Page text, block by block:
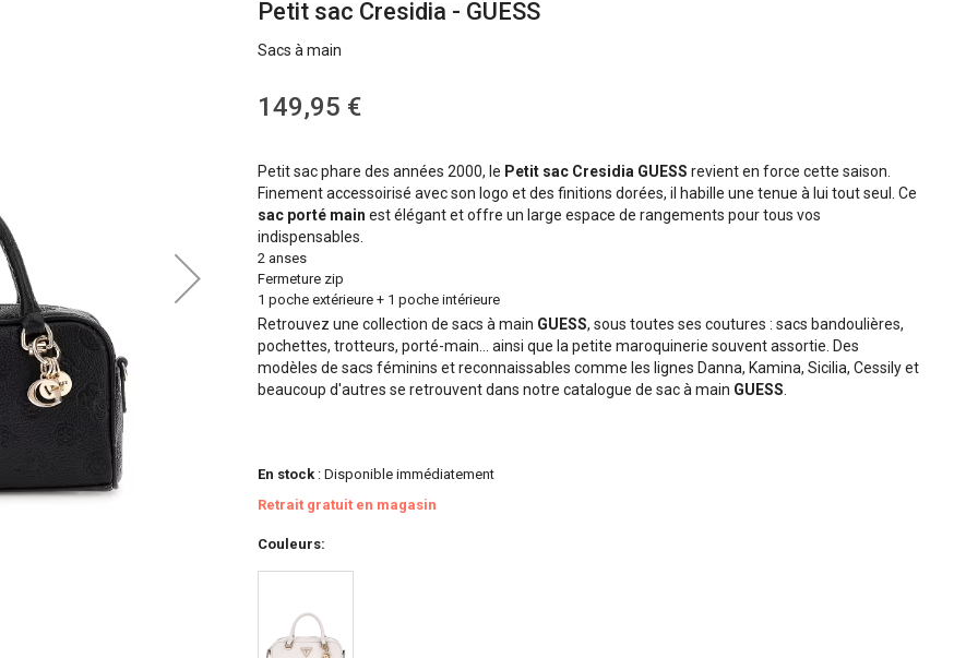
Petit sac Cresidia - GUESS
Sacs à main
149,95 €
Petit sac phare des années 2000, le Petit sac Cresidia GUESS revient en force cette saison.
Finement accessoirisé avec son logo et des finitions dorées, il habille une tenue à lui tout seul. Ce
sac porté main est élégant et offre un large espace de rangements pour tous vos
indispensables.
2 anses
Fermeture zip
1 poche extérieure + 1 poche intérieure
Retrouvez une collection de sacs à main GUESS, sous toutes ses coutures : sacs bandoulières,
pochettes, trotteurs, porté-main... ainsi que la petite maroquinerie souvent assortie. Des
modèles de sacs féminins et reconnaissables comme les lignes Danna, Kamina, Sicilia, Cessily et
beaucoup d'autres se retrouvent dans notre catalogue de sac à main GUESS
En stock : Disponible immédiatement
Retrait gratuit en magasin
Couleurs